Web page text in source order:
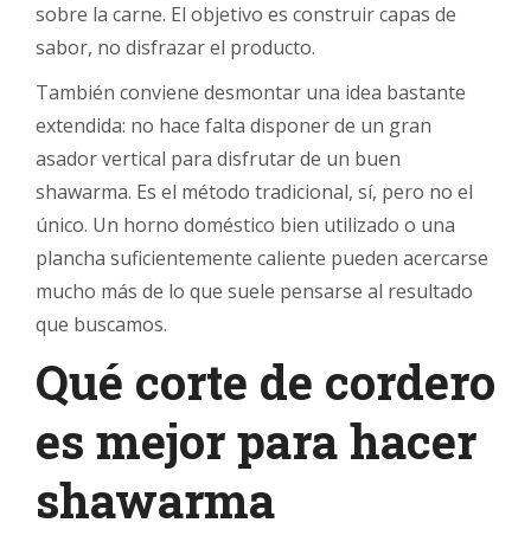
sobre la carne. El objetivo es construir capas de
sabor, no disfrazar el producto.
También conviene desmontar una idea bastante
extendida: no hace falta disponer de un gran
asador vertical para disfrutar de un buen
shawarma. Es el método tradicional, sí, pero no el
único. Un horno doméstico bien utilizado o una
plancha suficientemente caliente pueden acercarse
mucho más de lo que suele pensarse al resultado
que buscamos.
Qué corte de cordero
es mejor para hacer
shawarma